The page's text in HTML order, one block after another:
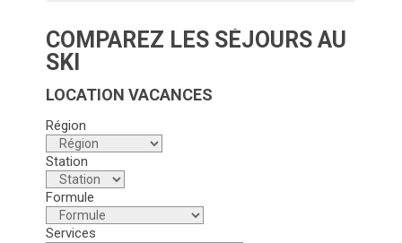
COMPAREZ LES SÉJOURS AU
SKI
LOCATION VACANCES
Région
Station
Formule
Services